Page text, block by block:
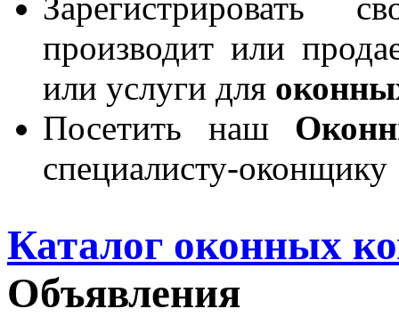
производит или
или услуги для
Посетить наш
специалисту-оконщику
Каталог оконных
Объявления